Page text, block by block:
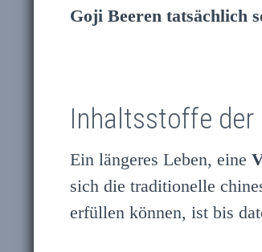
Goji Beeren tatsächlich
Inhaltsstoffe der
Ein längeres Leben, eine
sich die traditionelle
erfüllen können, ist bis